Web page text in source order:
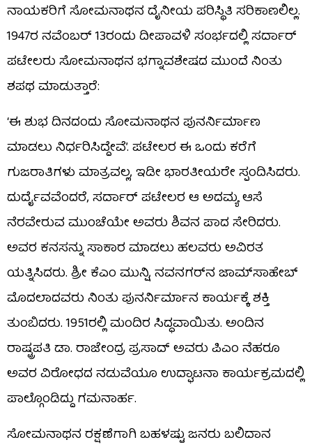
ನಾಯಕರಿಗೆ ಸೋಮನಾಥನ ದೈನೀಯ ಪರಿಸ್ಥಿತಿ ಸರಿಕಾಣಲಿಲ್ಲ.
1947ರ ನವೆಂಬರ್ 13ರಂದು ದೀಪಾವಳಿ ಸಂರ್ಭದಲ್ಲಿ ಸರ್ದಾರ್
ಪಟೇಲರು ಸೋಮನಾಥನ ಭಗ್ನಾವಶೇಷದ ಮುಂದೆ ನಿಂತು
ಶಪಥ ಮಾಡುತ್ತಾರೆ:
‘ಈ ಶುಭ ದಿನದಂದು ಸೋಮನಾಥನ ಪುನರ್ನಿರ್ಮಾಣ
ಮಾಡಲು ನಿರ್ಧರಿಸಿದ್ದೇವೆ’. ಪಟೇಲರ ಈ ಒಂದು ಕರೆಗೆ
ಗುಜರಾತಿಗಳು ಮಾತ್ರವಲ್ಲ, ಇಡೀ ಭಾರತೀಯರೇ ಸ್ಪಂದಿಸಿದರು.
ದುರ್ದೈವವೆಂದರೆ, ಸರ್ದಾರ್ ಪಟೇಲರ ಆ ಅದಮ್ಯ ಆಸೆ
ನೆರವೇರುವ ಮುಂಚೆಯೇ ಅವರು ಶಿವನ ಪಾದ ಸೇರಿದರು.
ಅವರ ಕನಸನ್ನು ಸಾಕಾರ ಮಾಡಲು ಹಲವರು ಅವಿರತ
ಯತ್ನಿಸಿದರು. ಶ್ರೀ ಕೆಎಂ ಮುನ್ಷಿ, ನವನಗರ್​ನ ಜಾಮ್​ಸಾಹೇಬ್
ಮೊದಲಾದವರು ನಿಂತು ಪುನರ್ನಿರ್ಮಾನ ಕಾರ್ಯಕ್ಕೆ ಶಕ್ತಿ
ತುಂಬಿದರು. 1951ರಲ್ಲಿ ಮಂದಿರ ಸಿದ್ಧವಾಯಿತು. ಅಂದಿನ
ರಾಷ್ಟ್ರಪತಿ ಡಾ. ರಾಜೇಂದ್ರ ಪ್ರಸಾದ್ ಅವರು ಪಿಎಂ ನೆಹರೂ
ಅವರ ವಿರೋಧದ ನಡುವೆಯೂ ಉದ್ಘಾಟನಾ ಕಾರ್ಯಕ್ರಮದಲ್ಲಿ
ಪಾಲ್ಗೊಂಡಿದ್ದು ಗಮನಾರ್ಹ.
ಸೋಮನಾಥನ ರಕ್ಷಣೆಗಾಗಿ ಬಹಳಷ್ಟು ಜನರು ಬಲಿದಾನ